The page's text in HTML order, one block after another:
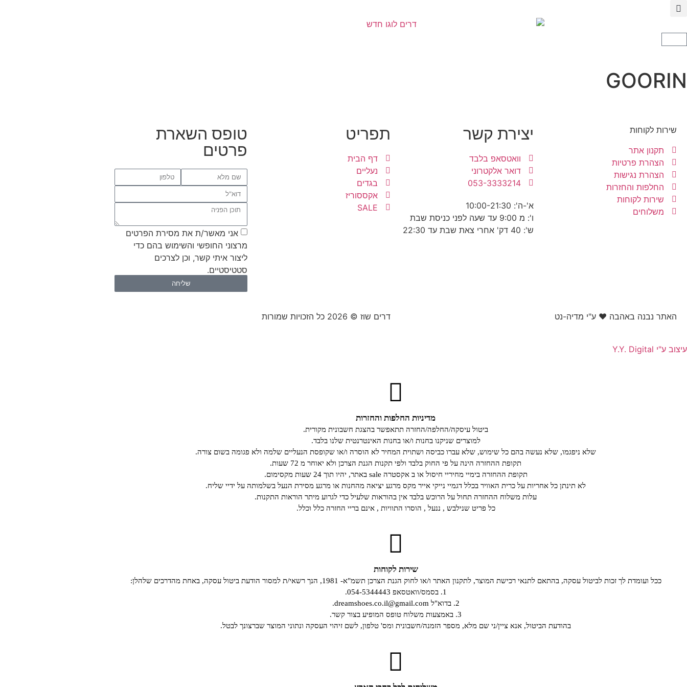
GOORIN
שירות לקוחות
תקנון אתר
הצהרת פרטיות
הצהרת נגישות
החלפות והחזרות
שירות לקוחות
משלוחים
יצירת קשר
וואטסאפ בלבד
דואר אלקטרוני
053-3333214
א'-ה': 10:00-21:30
ו': מ 9:00 עד שעה לפני כניסת שבת
ש': 40 דק' אחרי צאת שבת עד 22:30
תפריט
דף הבית
נעליים
בגדים
אקססוריז
SALE
טופס השארת
פרטים
אני מאשר/ת את מסירת הפרטים
מרצוני החופשי והשימוש בהם כדי
ליצור איתי קשר, וכן לצרכים
סטטיסטיים.
שליחה
האתר נבנה באהבה ❤ ע"י מדיה-נט​ דרים שוז © 2026 כל הזכויות שמורות
עיצוב ע"י Y.Y. Digital
מדיניות החלפות והחזרות
ביטול עיסקה/החלפה/החזרה תתאפשר בהצגת חשבונית מקורית.
למוצרים שניקנו בחנות ו/או בחנות האינטרנטית שלנו בלבד.
שלא ניפגמו, שלא נעשה בהם כל שימוש, שלא עברו כביסה ושתוית המחיר לא הוסרה ו/או שקופסת הנעליים שלמה ולא פגומה בשום צורה.
תקופת ההחזרה הינה על פי החוק בלבד ולפי תקנות הגנת הצרכן ולא יאוחר מ 72 שעות.
תקופת ההחזרה בימיי מחיריי חיסול או ב אקסטרה sale באתר, יהיו תוך 24 שעות מקסימום.
לא תינתן כל אחריות על כרית האוויר בכלל דגמיי נייקי אייר מקס מרגע יציאה מהחנות או מרגע מסירת הנעל בשלמותה על ידיי שליח.
עלות משלוח ההחזרה תחול על הרוכש בלבד אין בהוראות שלעיל כדי לגרוע מיתר הוראות התקנות.
כל פריט שנילבש , ננעל , הוסרו התוויות , אינם בריי החזרה כלל וכלל.
שירות לקוחות
ככל ועומדת לך זכות לביטול עסקה, בהתאם לתנאי רכישת המוצר, לתקנון האתר ו/או לחוק הגנת הצרכן תשמ"א- 1981, הנך רשאי/ת למסור הודעת ביטול עסקה, באחת מהדרכים שלהלן:
1. בסמס/וואטסאפ 054-5344443.
2. בדוא"ל dreamshoes.co.il@gmail.com.
3. באמצעות משלוח טופס המופיע בצור קשר.
בהודעת הביטול, אנא ציין/ני שם מלא, מספר הזמנה/חשבונית ומס' טלפון, לשם זיהוי העסקה ונתוני המוצר שברצונך לבטל.